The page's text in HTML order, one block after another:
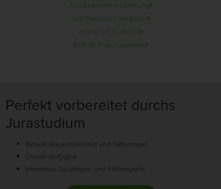
Jura Examensvorbereitung
Jura-Fakultäten Vergleich
Irrtümer im Strafrecht
BGB AT Prüfungswissen
Perfekt vorbereitet durchs
Jurastudium
Aktuell, klausurorientiert und fallbezogen
Überall verfügbar
Interaktive Quizfragen und Fallbeispiele